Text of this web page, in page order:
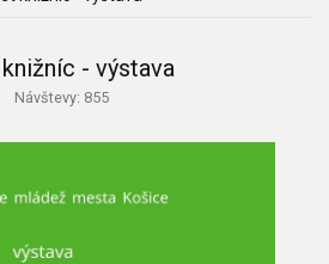
- výstava
Návštevy: 855